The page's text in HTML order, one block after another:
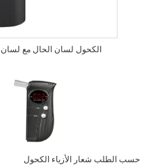
الكحول لسان الحال مع
حسب الطلب شعار الأزياء الكحول